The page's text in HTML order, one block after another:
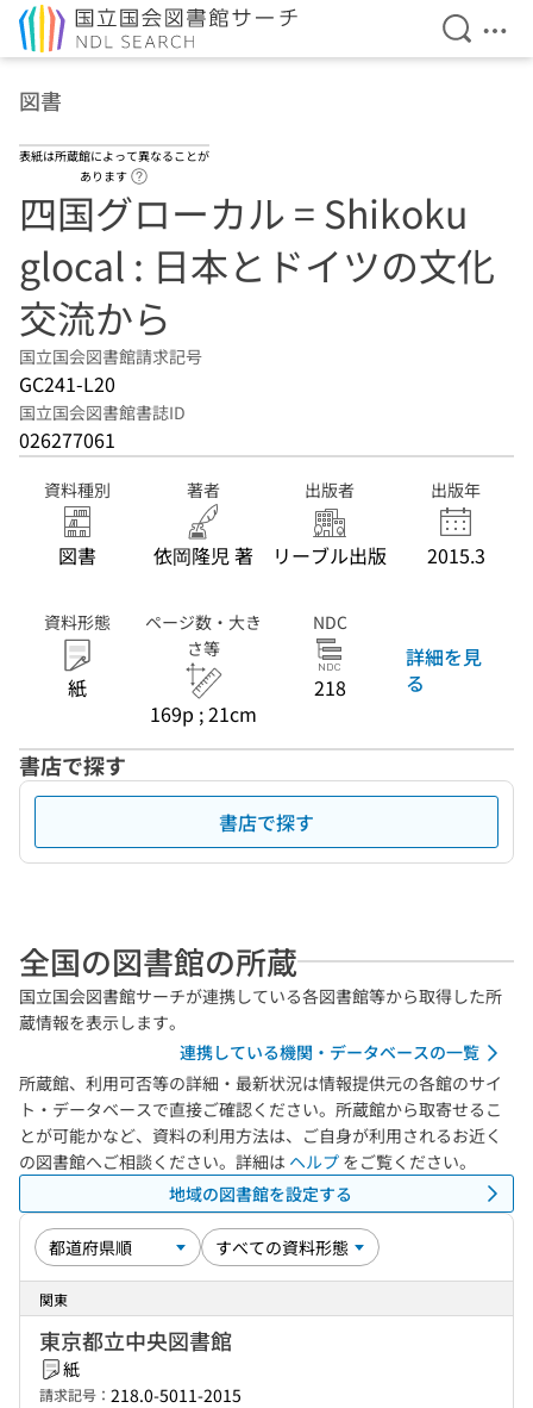
検索を
メ
図書
表紙は所蔵館によって異なることが
あります
四国グローカル = Shikoku
glocal : 日本とドイツの文化
交流から
国立国会図書館請求記号
GC241-L20
国立国会図書館書誌ID
026277061
資料種別
図書
著者
依岡隆児 著
出版者
リーブル出版
出版年
2015.3
資料形態
紙
ページ数・大き
さ等
169p ; 21cm
NDC
218
詳細を見
る
書店で探す
書店で探す
全国の図書館の所蔵
国立国会図書館サーチが連携している各図書館等から取得した所
蔵情報を表示します。
連携している機関・データベースの一覧
所蔵館、利用可否等の詳細・最新状況は情報提供元の各館のサイ
ト・データベースで直接ご確認ください。所蔵館から取寄せるこ
とが可能かなど、資料の利用方法は、ご自身が利用されるお近く
の図書館へご相談ください。詳細は ヘルプ をご覧ください。
地域の図書館を設定する
関東
東京都立中央図書館
紙
請求記号： 218.0-5011-2015